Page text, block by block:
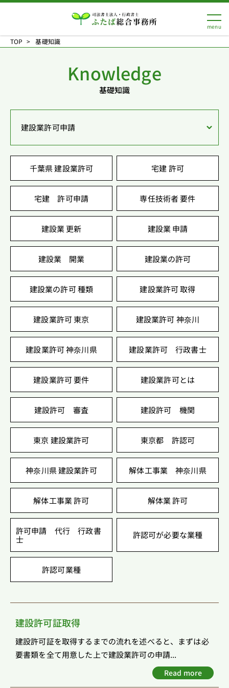
TOP 基礎知識
Knowledge
基礎知識
建設業許可申請
千葉県 建設業許可 宅建 許可
宅建 許可申請 専任技術者 要件
建設業 更新 建設業 申請
建設業 開業 建設業の許可
建設業の許可 種類 建設業許可 取得
建設業許可 東京 建設業許可 神奈川
建設業許可 神奈川県 建設業許可 行政書士
建設業許可 要件 建設業許可とは
建設許可 審査 建設許可 機関
東京 建設業許可 東京都 許認可
神奈川県 建設業許可 解体工事業 神奈川県
解体工事業 許可 解体業 許可
許可申請 代行 行政書
士
許認可が必要な業種
許認可業種
建設許可証取得
建設許可証を取得するまでの流れを述べると、まずは必
要書類を全て用意した上で建設業許可の申請...
Read more